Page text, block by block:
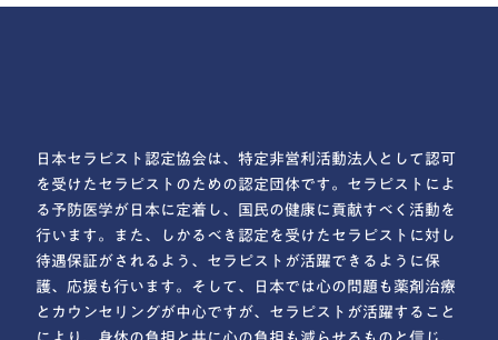
日本セラピスト認定協会は、特定非営利活動法人として認可
を受けたセラピストのための認定団体です。セラピストによ
る予防医学が日本に定着し、国民の健康に貢献すべく活動を
行います。また、しかるべき認定を受けたセラピストに対し
待遇保証がされるよう、セラピストが活躍できるように保
護、応援も行います。そして、日本では心の問題も薬剤治療
とカウンセリングが中心ですが、セラピストが活躍すること